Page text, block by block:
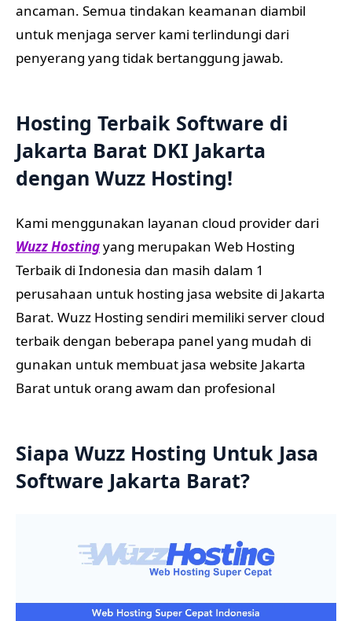
ancaman. Semua tindakan keamanan diambil
untuk menjaga server kami terlindungi dari
penyerang yang tidak bertanggung jawab.
Hosting Terbaik Software di
Jakarta Barat DKI Jakarta
dengan Wuzz Hosting!
Kami menggunakan layanan cloud provider dari
Wuzz Hostingyang merupakan Web Hosting
Terbaik di Indonesia dan masih dalam 1
perusahaan untuk hosting jasa website di Jakarta
Barat. Wuzz Hosting sendiri memiliki server cloud
terbaik dengan beberapa panel yang mudah di
gunakan untuk membuat jasa website Jakarta
Barat untuk orang awam dan profesional
Siapa Wuzz Hosting Untuk Jasa
Software Jakarta Barat?